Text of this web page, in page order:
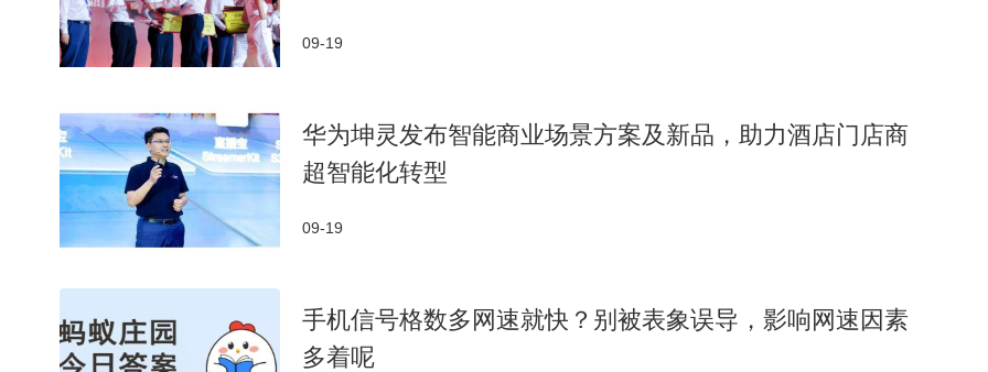
09-19
华为坤灵发布智能商业场景方案及新品，助力酒店门店商
超智能化转型
09-19
手机信号格数多网速就快？别被表象误导，影响网速因素
多着呢